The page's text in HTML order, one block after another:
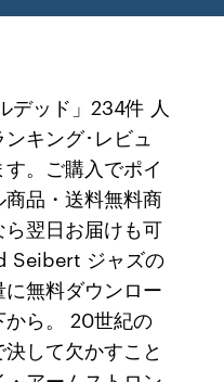
デッド」234件 人
キング･レビュ
。ご購入でポイ
品・送料無料商
翌日お届けも可
Seibert ジャズの
無料ダウンロー
から。 20世紀の
して欠かすこと